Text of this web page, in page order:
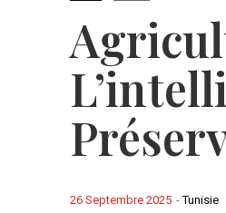
-Tunisie
26 Septembre 2025